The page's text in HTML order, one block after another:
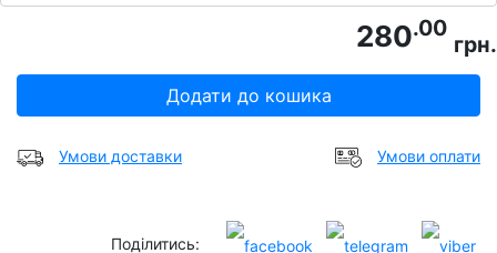
280.00
грн.
Додати до кошика
Умови доставки Умови оплати
Поділитись: